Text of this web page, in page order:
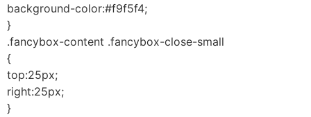
background-color:#f9f5f4;
}
.fancybox-content .fancybox-close-small
{
top:25px;
right:25px;
}